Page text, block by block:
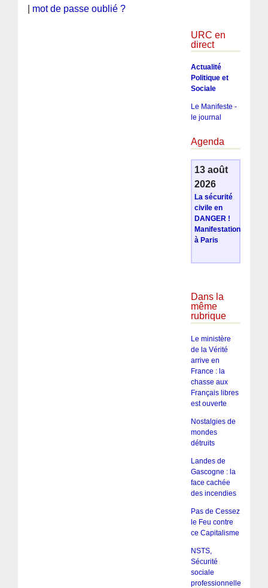
mot de passe oublié ?
URC en
direct
Actualité
Politique et
Sociale
Le Manifeste -
le journal
Agenda
13 août
2026
La sécurité
civile en
DANGER !
Manifestation
à Paris
Dans la
même
rubrique
Le ministère
de la Vérité
arrive en
France : la
chasse aux
Français libres
est ouverte
Nostalgies de
mondes
détruits
Landes de
Gascogne : la
face cachée
des incendies
Pas de Cessez
le Feu contre
ce Capitalisme
NSTS,
Sécurité
sociale
professionnelle